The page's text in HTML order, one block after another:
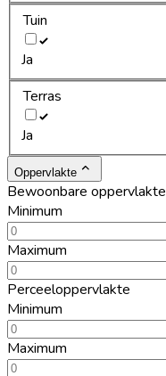
Tuin
Ja
Terras
Ja
Oppervlakte
Bewoonbare oppervlakte
Minimum
Maximum
Perceeloppervlakte
Minimum
Maximum